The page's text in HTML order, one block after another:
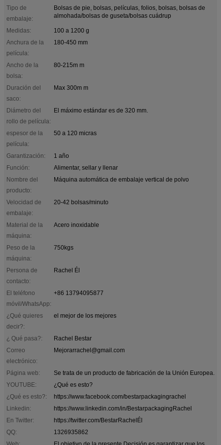
Tipo de
embalaje:
Bolsas de pie, bolsas, películas, folios, bolsas, bolsas de
almohada/bolsas de guseta/bolsas cuádrup
Medidas:
100 a 1200 g
Anchura de la
película:
180-450 mm
Ancho de la
bolsa:
80-215m m
Duración del
saco:
Max 300m m
Diámetro del
rollo de película:
El máximo estándar es de 320 mm.
espesor de la
película:
50 a 120 micras
Garantización:
1 año
Función:
Alimentar, sellar y llenar
Nombre del
producto:
Máquina automática de embalaje vertical de polvo
Velocidad de
embalaje:
20-42 bolsas/minuto
Material de la
máquina:
Acero inoxidable
Peso de la
máquina:
750kgs
Persona de
contacto:
Rachel Él
El teléfono
móvil/WhatsApp:
+86 13794095877
¿Qué quieres
decir?:
el mejor de los mejores
¿ Qué pasa?:
Rachel Bestar
Correo
electrónico:
Mejorarrachel@gmail.com
Página web:
Se trata de un producto de fabricación de la Unión Europea.
YOUTUBE:
¿Qué es esto?
¿Qué es esto?:
https://www.facebook.com/bestarpackagingrachel
Linkedin:
https://www.linkedin.com/in/BestarpackagingRachel
En Twitter:
https://twitter.com/BestarRachelÉl
QQ:
1326935862